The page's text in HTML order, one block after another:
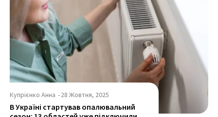
Купрієнко Анна -28 Жовтня, 2025
В Україні стартував опалювальний